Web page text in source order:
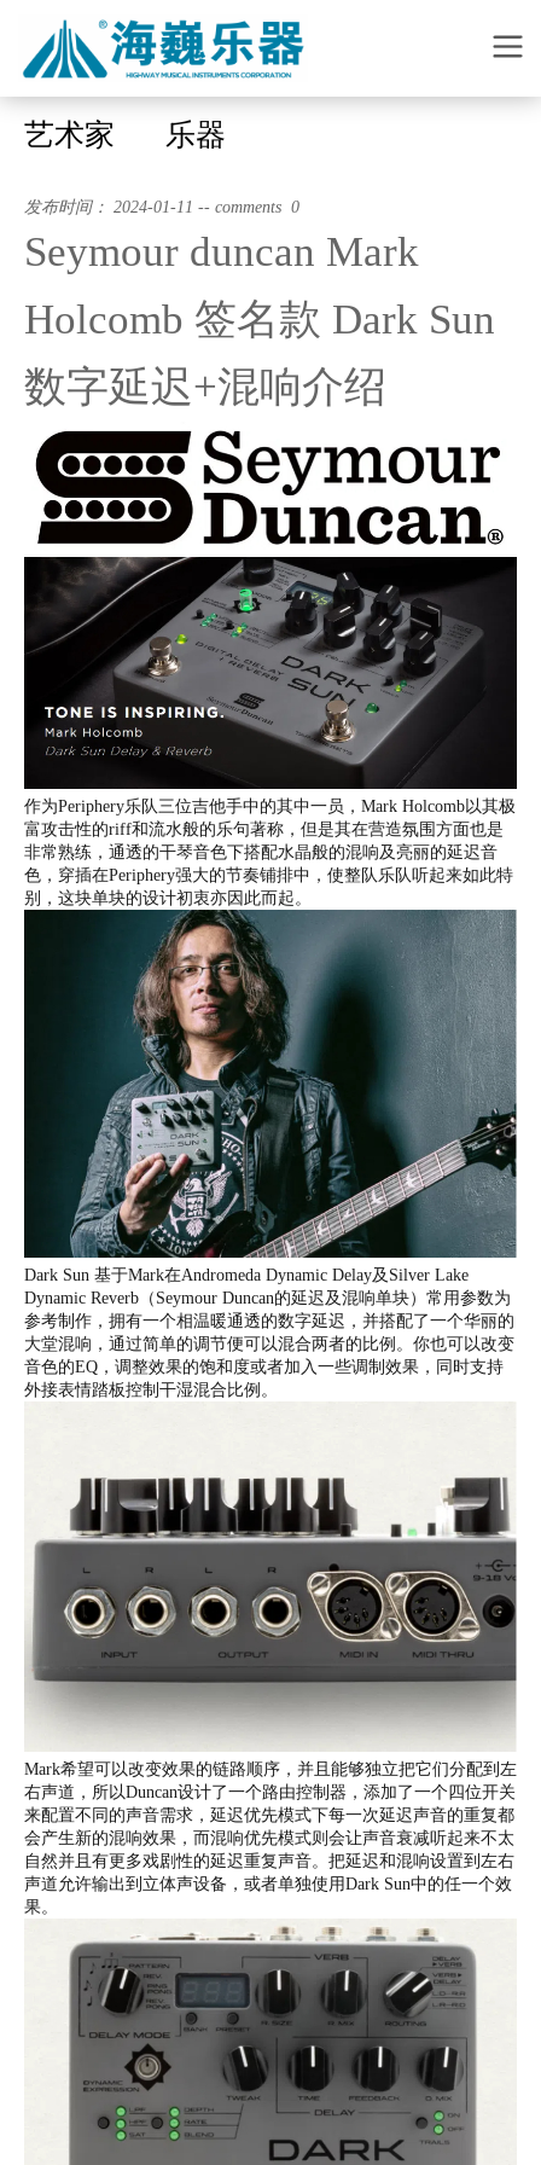
艺术家 乐器
发布时间： 2024-01-11 -- comments 0
Seymour duncan Mark
Holcomb 签名款 Dark Sun
数字延迟+混响介绍
作为Periphery乐队三位吉他手中的其中一员，Mark Holcomb以其极
富攻击性的riff和流水般的乐句著称，但是其在营造氛围方面也是
非常熟练，通透的干琴音色下搭配水晶般的混响及亮丽的延迟音
色，穿插在Periphery强大的节奏铺排中，使整队乐队听起来如此特
别，这块单块的设计初衷亦因此而起。
Dark Sun 基于Mark在Andromeda Dynamic Delay及Silver Lake
Dynamic Reverb（Seymour Duncan的延迟及混响单块）常用参数为
参考制作，拥有一个相温暖通透的数字延迟，并搭配了一个华丽的
大堂混响，通过简单的调节便可以混合两者的比例。你也可以改变
音色的EQ，调整效果的饱和度或者加入一些调制效果，同时支持
外接表情踏板控制干湿混合比例。
Mark希望可以改变效果的链路顺序，并且能够独立把它们分配到左
右声道，所以Duncan设计了一个路由控制器，添加了一个四位开关
来配置不同的声音需求，延迟优先模式下每一次延迟声音的重复都
会产生新的混响效果，而混响优先模式则会让声音衰减听起来不太
自然并且有更多戏剧性的延迟重复声音。把延迟和混响设置到左右
声道允许输出到立体声设备，或者单独使用Dark Sun中的任一个效
果。